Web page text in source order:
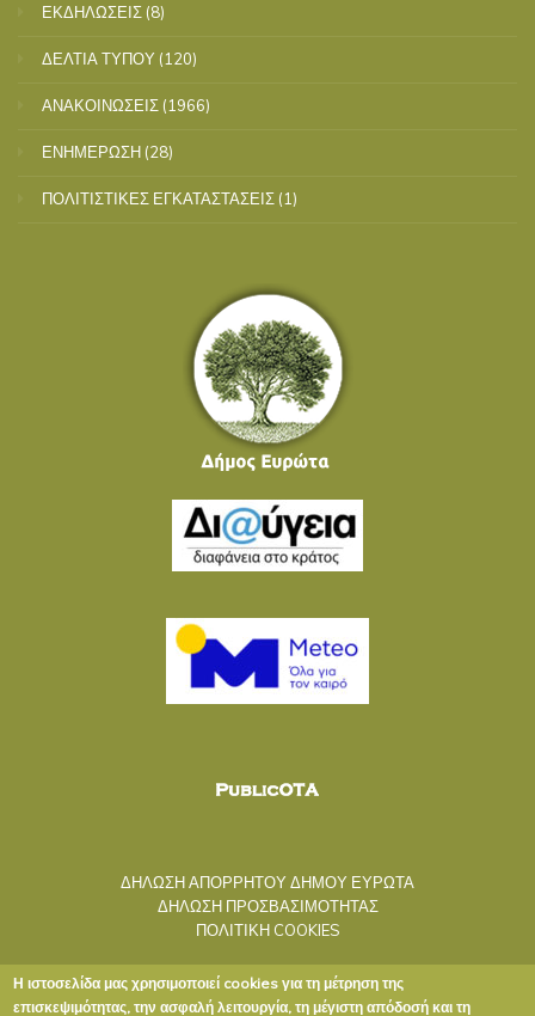
ΕΚΔΗΛΩΣΕΙΣ (8)
ΔΕΛΤΙΑ ΤΥΠΟΥ (120)
ΑΝΑΚΟΙΝΩΣΕΙΣ (1966)
ΕΝΗΜΕΡΩΣΗ (28)
ΠΟΛΙΤΙΣΤΙΚΕΣ ΕΓΚΑΤΑΣΤΑΣΕΙΣ (1)
ΔΗΛΩΣΗ ΑΠΟΡΡΗΤΟΥ ΔΗΜΟΥ ΕΥΡΩΤΑ
ΔΗΛΩΣΗ ΠΡΟΣΒΑΣΙΜΟΤΗΤΑΣ
ΠΟΛΙΤΙΚΗ COOKIES
Η ιστοσελίδα μας χρησιμοποιεί cookies για τη μέτρηση της
επισκεψιμότητας, την ασφαλή λειτουργία, τη μέγιστη απόδοσή και τη